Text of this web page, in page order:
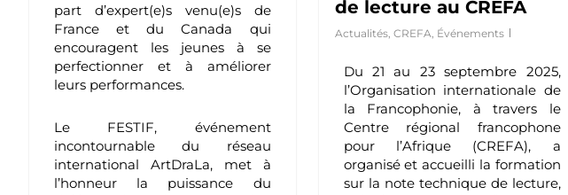
part d’expert(e)s venu(e)s de
France et du Canada qui
encouragent les jeunes à se
perfectionner et à améliorer
leurs performances.
Le FESTIF, événement
incontournable du réseau
international ArtDraLa, met à
l’honneur la puissance du
de lecture au CREFA
Actualités, CREFA Événements
Du 21 au 23 septembre 2025,
l’Organisation internationale de
la Francophonie, à travers le
Centre régional francophone
pour l’Afrique (CREFA), a
organisé et accueilli la formation
sur la note technique de lecture,